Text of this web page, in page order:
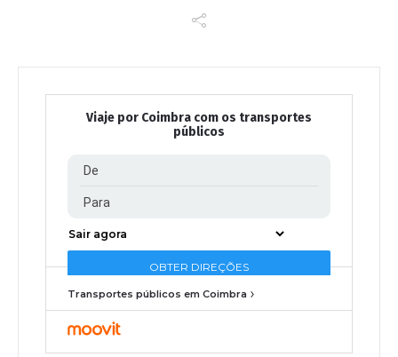
Viaje por Coimbra com os transportes
públicos
Transportes públicos em Coimbra